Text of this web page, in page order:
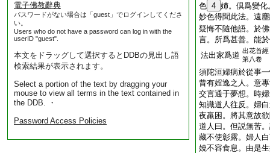
電子佛教辭典
パスワードがない場合は「guest」でログインしてくださ
い。
Users who do not have a password can log in with the
userID "guest".
本文をドラッグして選択するとDDBの見出し語
検索結果が表示されます。
Select a portion of the text by dragging your
mouse to view all terms in the text contained in
the DDB. ・
Password Access Policies
色 4 姉。倶爲變化
妙色得聞此法。遠
疑悔不隨他語。於
言。所爲甚善。能
法出家爲道 出花首經
第八卷
須陀洹婦病於從事
昔有婬逸之人。意
交言通于夢想。時
知識道人往反。婦
夜羸困。將其意故
道人曰。但説無苦
藏不使彰露。婦人
嬈不容食息。由是